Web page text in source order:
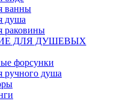
ванны
душа
раковины
ДЛЯ ДУШЕВЫХ
форсунки
ручного душа